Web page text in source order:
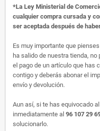
*La Ley Ministerial de
cualquier compra cursada y
ser aceptada después de
Es muy importante que
ha salido de nuestra tienda,
el pago de un artículo que has
contigo y deberás abonar el
envío y devolución.
Aun así, si te has equivocado
inmediatamente al 96 107 29
solucionarlo.